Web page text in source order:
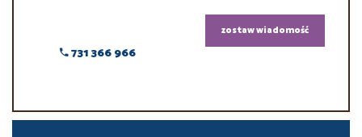
731 366 966
zostaw wiadomość